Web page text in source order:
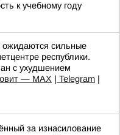
к учебному году
ожидаются сильные
республики.
с ухудшением
— MAX | Telegram |
за изнасилование